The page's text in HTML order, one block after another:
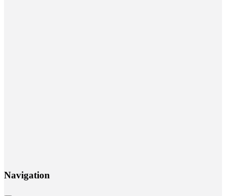
Navi­ga­ti­on